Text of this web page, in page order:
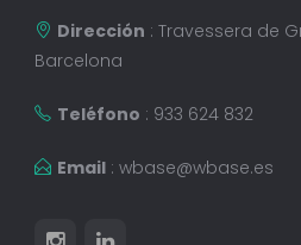
Dirección : Travessera de
Barcelona
Teléfono : 933 624 832
Email: wbase@wbase.es